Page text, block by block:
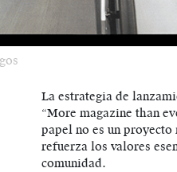
La estrategia de
“More magazine than
papel no es un
refuerza los valores
comunidad.